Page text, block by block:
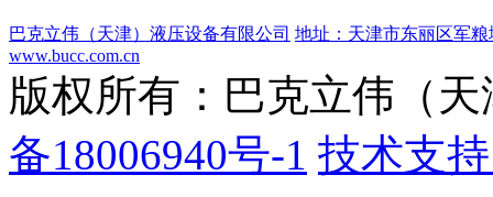
巴克立伟（天津）液压设备有限公司 地址：天津市东丽区军粮
www.bucc.com.cn
版权所有：巴克立伟（
备18006940号-1 技术支